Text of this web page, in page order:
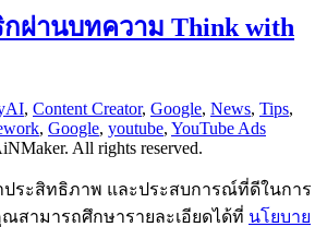
กผ่านบทความ Think with
AI, Content Creator, Google, News, Tips,
, Google, youtube, YouTube Ads
All rights reserved.
ประสิทธิภาพ และประสบการณ์ที่ดีในการ
สามารถศึกษารายละเอียดได้ที่ นโยบาย